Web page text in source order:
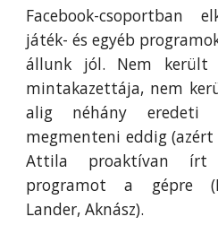
Facebook-csoportban
játék- és egyéb
állunk jól. Nem került
mintakazettája, nem
alig néhány eredeti
megmenteni eddig
Attila proaktívan
programot a gépre
Lander, Aknász).